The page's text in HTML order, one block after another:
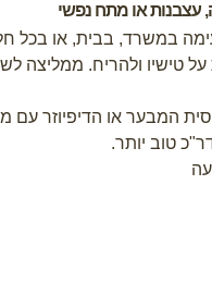
, עצבנות או מתח נפשי
במשרד, בבית, או בכל
.
טוב יותר.